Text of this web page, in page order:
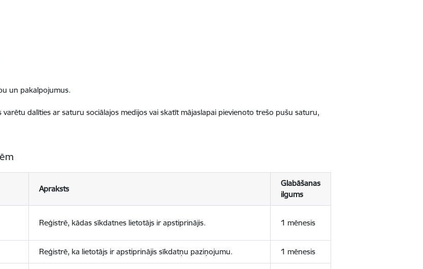
un pakalpojumus.
dalīties ar saturu sociālajos medijos vai skatīt mājaslapai pievienoto trešo pušu saturu,
Apraksts
Glabāšanas
ilgums
Reģistrē, kādas sīkdatnes lietotājs ir apstiprinājis. 1 mēnesis
Reģistrē, ka lietotājs ir apstiprinājis sīkdatņu paziņojumu. 1 mēnesis